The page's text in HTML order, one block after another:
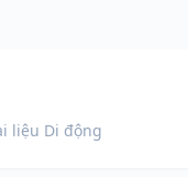
liệu Di động